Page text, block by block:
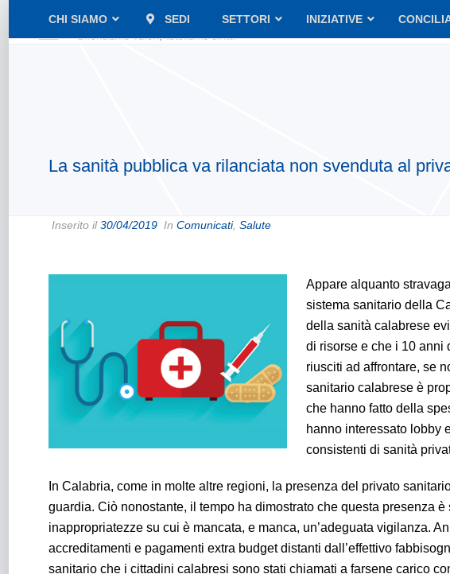
CHI SIAMO SEDI SETTORI INIZIATIVE
La sanità pubblica va rilanciata non svenduta al
Inserito il30/04/2019 In Comunicati, Salute
Appare alquanto
sistema sanitario della
della sanità calabrese
di risorse e che i 10 anni
riusciti ad affrontare, se
sanitario calabrese è
che hanno fatto della
hanno interessato lobby
consistenti di sanità
In Calabria, come in molte altre regioni, la presenza del privato
guardia. Ciò nonostante, il tempo ha dimostrato che questa presenza
inappropriatezze su cui è mancata, e manca, un’adeguata vigilanza.
accreditamenti e pagamenti extra budget distanti dall’effettivo
sanitario che i cittadini calabresi sono stati chiamati a farsene carico